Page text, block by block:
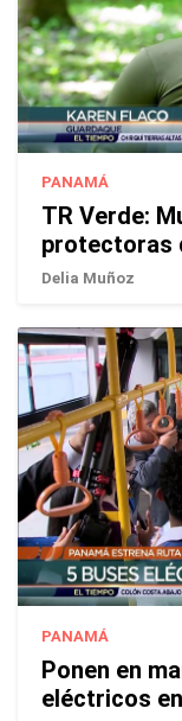
PANAMÁ
TR Verde:
protectoras
Delia Muñoz
PANAMÁ
Ponen en
eléctricos